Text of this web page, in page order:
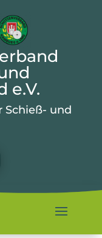
e.V.
Schieß- und